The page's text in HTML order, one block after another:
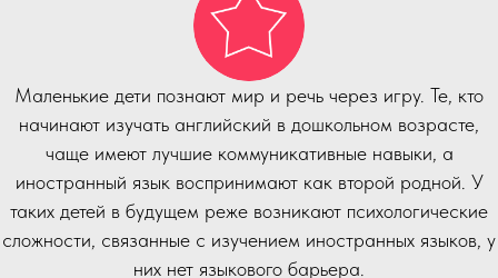
Маленькие дети познают мир и речь через игру. Те, кто
начинают изучать английский в дошкольном возрасте,
чаще имеют лучшие коммуникативные навыки, а
иностранный язык воспринимают как второй родной. У
таких детей в будущем реже возникают психологические
сложности, связанные с изучением иностранных языков, у
них нет языкового барьера.